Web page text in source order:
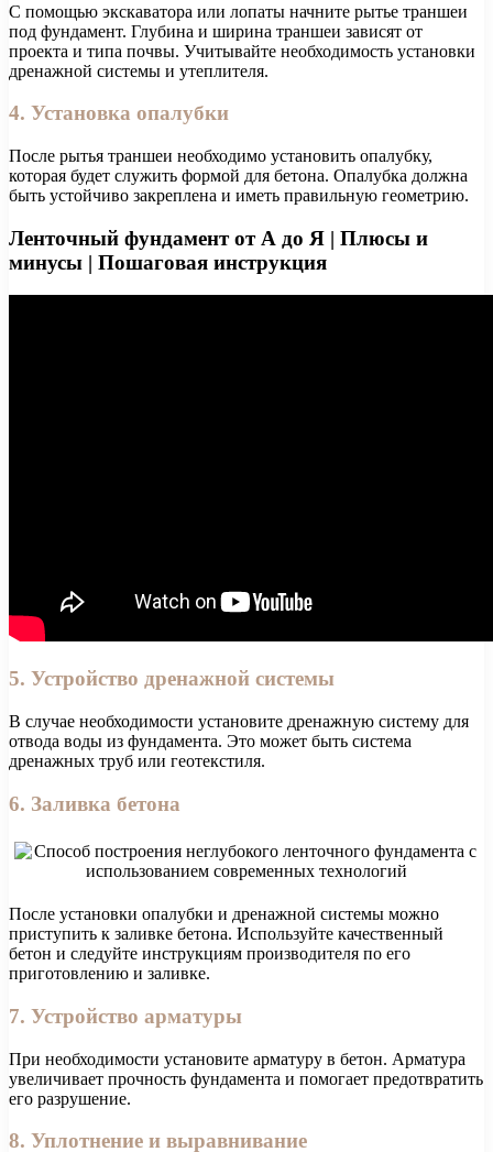
С помощью экскаватора или лопаты начните рытье траншеи
под фундамент. Глубина и ширина траншеи зависят от
проекта и типа почвы. Учитывайте необходимость установки
дренажной системы и утеплителя.
4. Установка опалубки
После рытья траншеи необходимо установить опалубку,
которая будет служить формой для бетона. Опалубка должна
быть устойчиво закреплена и иметь правильную геометрию.
Ленточный фундамент от А до Я | Плюсы и
минусы | Пошаговая инструкция
5. Устройство дренажной системы
В случае необходимости установите дренажную систему для
отвода воды из фундамента. Это может быть система
дренажных труб или геотекстиля.
6. Заливка бетона
После установки опалубки и дренажной системы можно
приступить к заливке бетона. Используйте качественный
бетон и следуйте инструкциям производителя по его
приготовлению и заливке.
7. Устройство арматуры
При необходимости установите арматуру в бетон. Арматура
увеличивает прочность фундамента и помогает предотвратить
его разрушение.
8. Уплотнение и выравнивание